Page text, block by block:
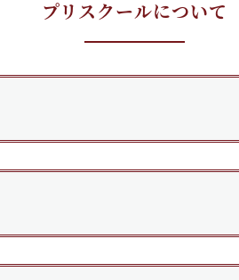
プリスクールについて